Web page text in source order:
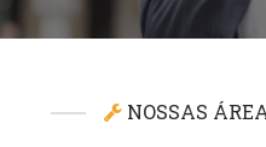
NOSSAS